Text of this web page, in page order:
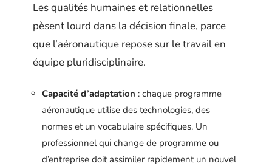
Les qualités humaines et relationnelles
pèsent lourd dans la décision finale, parce
que l’aéronautique repose sur le travail en
équipe pluridisciplinaire.
Capacité d’adaptation : chaque programme
aéronautique utilise des technologies, des
normes et un vocabulaire spécifiques. Un
professionnel qui change de programme ou
d’entreprise doit assimiler rapidement un nouvel